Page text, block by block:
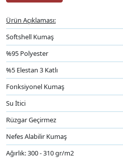
Ürün Açıklaması:
Softshell Kumaş
%95 Polyester
%5 Elestan 3 Katlı
Fonksiyonel Kumaş
Su İtici
Rüzgar Geçirmez
Nefes Alabilir Kumaş
Ağırlık: 300 - 310 gr/m2